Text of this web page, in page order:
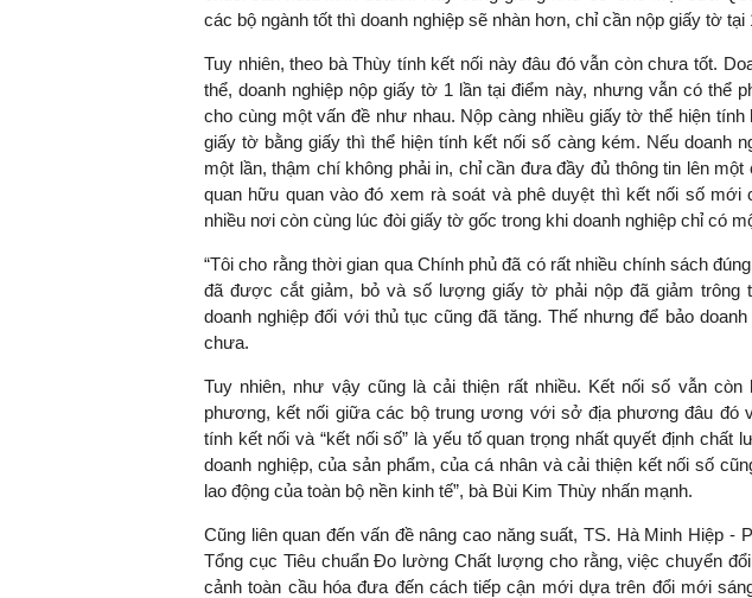
các bộ ngành tốt thì doanh nghiệp sẽ nhàn hơn, chỉ cần nộp giấy tờ tại
Tuy nhiên, theo bà Thùy tính kết nối này đâu đó vẫn còn chưa tốt.
thể, doanh nghiệp nộp giấy tờ 1 lần tại điểm này, nhưng vẫn có thể
cho cùng một vấn đề như nhau. Nộp càng nhiều giấy tờ thể hiện
giấy tờ bằng giấy thì thể hiện tính kết nối số càng kém. Nếu doanh
một lần, thậm chí không phải in, chỉ cần đưa đầy đủ thông tin lên
quan hữu quan vào đó xem rà soát và phê duyệt thì kết nối số mới
nhiều nơi còn cùng lúc đòi giấy tờ gốc trong khi doanh nghiệp chỉ có
“Tôi cho rằng thời gian qua Chính phủ đã có rất nhiều chính sách
đã được cắt giảm, bỏ và số lượng giấy tờ phải nộp đã giảm trông
doanh nghiệp đối với thủ tục cũng đã tăng. Thế nhưng để bảo
chưa.
Tuy nhiên, như vậy cũng là cải thiện rất nhiều. Kết nối số vẫn
phương, kết nối giữa các bộ trung ương với sở địa phương đâu đó
tính kết nối và “kết nối số” là yếu tố quan trọng nhất quyết định chất
doanh nghiệp, của sản phẩm, của cá nhân và cải thiện kết nối số
lao động của toàn bộ nền kinh tế”, bà Bùi Kim Thùy nhấn mạnh.
Cũng liên quan đến vấn đề nâng cao năng suất, TS. Hà Minh Hiệp -
Tổng cục Tiêu chuẩn Đo lường Chất lượng cho rằng, việc chuyển
cảnh toàn cầu hóa đưa đến cách tiếp cận mới dựa trên đổi mới